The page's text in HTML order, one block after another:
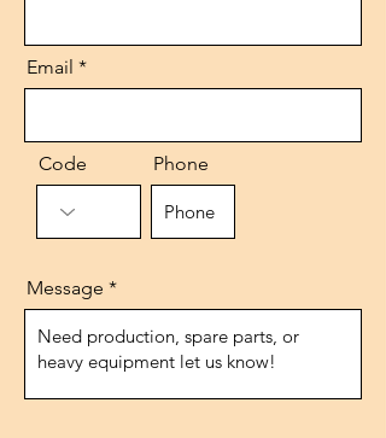
Email
Code Phone
Message